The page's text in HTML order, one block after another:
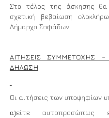
Στο τέλος της άσκησης θα
σχετική βεβαίωση
Δήμαρχο Σοφάδων.
ΑΙΤΗΣΕΙΣ ΣΥΜΜΕΤΟΧΗΣ
ΔΗΛΩΣΗ
Οι αιτήσεις των υποψηφίων
α)είτε αυτοπροσώπως